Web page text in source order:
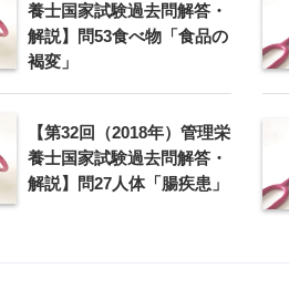
養士国家試験過去問解答・
解説】問53食べ物「食品の
褐変」
【第32回（2018年）管理栄
養士国家試験過去問解答・
解説】問27人体「腸疾患」